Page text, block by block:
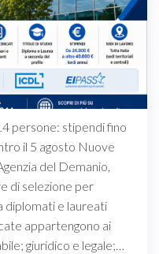
persone: stipendi fino
il 5 agosto Nuove
del Demanio,
di selezione per
diplomati e laureati
appartengono ai
giuridico e legale;…